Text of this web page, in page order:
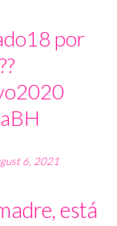
por
6, 2021
está